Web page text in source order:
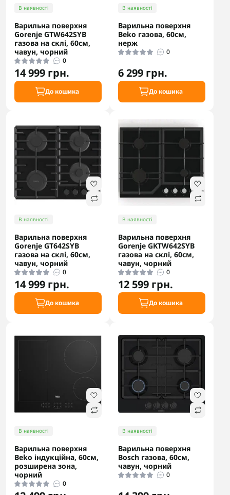
В наявності
Варильна поверхня
Gorenje GTW642SYB
газова на склі, 60см,
чавун, чорний
0
14 999 грн.
До кошика
В наявності
Варильна поверхня
Beko газова, 60см,
нерж
0
6 299 грн.
До кошика
В наявності
Варильна поверхня
Gorenje GT642SYB
газова на склі, 60см,
чавун, чорний
0
14 999 грн.
До кошика
В наявності
Варильна поверхня
Gorenje GKTW642SYB
газова на склі, 60см,
чавун, чорний
0
12 599 грн.
До кошика
В наявності
Варильна поверхня
Beko індукційна, 60см,
розширена зона,
чорний
0
В наявності
Варильна поверхня
Bosch газова, 60см,
чавун, чорний
0